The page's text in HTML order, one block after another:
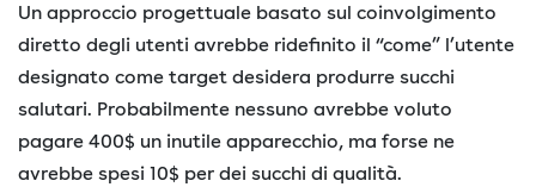
Un approccio progettuale basato sul coinvolgimento
diretto degli utenti avrebbe ridefinito il “come” l’utente
designato come target desidera produrre succhi
salutari. Probabilmente nessuno avrebbe voluto
pagare 400$ un inutile apparecchio, ma forse ne
avrebbe spesi 10$ per dei succhi di qualità.